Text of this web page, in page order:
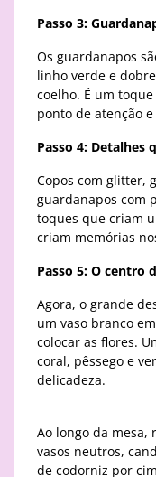
Passo 3:
Os guardanapos
linho verde e
coelho. É um
ponto de atenção
Passo 4: Detalhes
Copos com glitter,
guardanapos com
toques que criam
criam memórias
Passo 5: O centro
Agora, o grande
um vaso branco
colocar as flores.
coral, pêssego e
delicadeza.
Ao longo da mesa,
vasos neutros,
de codorniz por